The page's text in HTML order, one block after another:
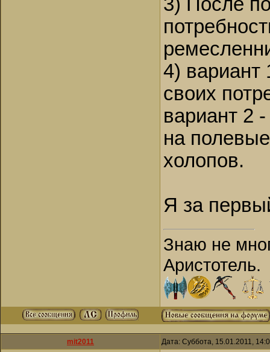
4) вариант
своих
вариант 2
на
холопов.
Я за
Знаю не
Аристотель.
mit2011 Дата: Суббота, 15.01.2011,